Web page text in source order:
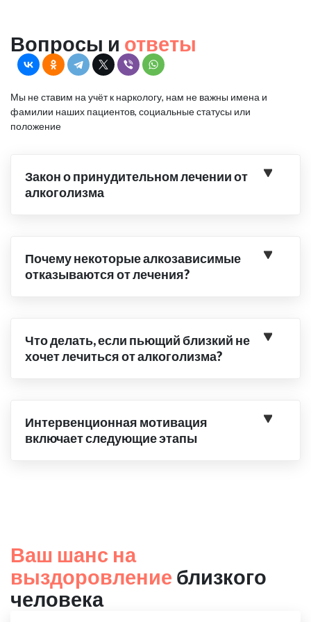
Вопросы и ответы
Мы не ставим на учёт к наркологу, нам не важны имена и
фамилии наших пациентов, социальные статусы или
положение
Закон о принудительном лечении от
алкоголизма
Почему некоторые алкозависимые
отказываются от лечения?
Что делать, если пьющий близкий не
хочет лечиться от алкоголизма?
Интервенционная мотивация
включает следующие этапы
Ваш шанс на
выздоровление близкого
человека